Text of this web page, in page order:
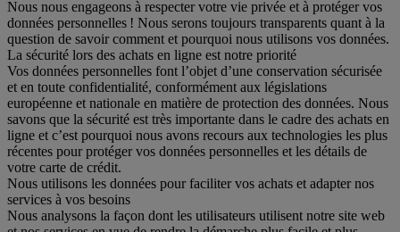
Nous nous engageons à respecter votre vie privée et à protéger vos
données personnelles ! Nous serons toujours transparents quant à la
question de savoir comment et pourquoi nous utilisons vos données.
La sécurité lors des achats en ligne est notre priorité
Vos données personnelles font l’objet d’une conservation sécurisée
et en toute confidentialité, conformément aux législations
européenne et nationale en matière de protection des données. Nous
savons que la sécurité est très importante dans le cadre des achats en
ligne et c’est pourquoi nous avons recours aux technologies les plus
récentes pour protéger vos données personnelles et les détails de
votre carte de crédit.
Nous utilisons les données pour faciliter vos achats et adapter nos
services à vos besoins
Nous analysons la façon dont les utilisateurs utilisent notre site web